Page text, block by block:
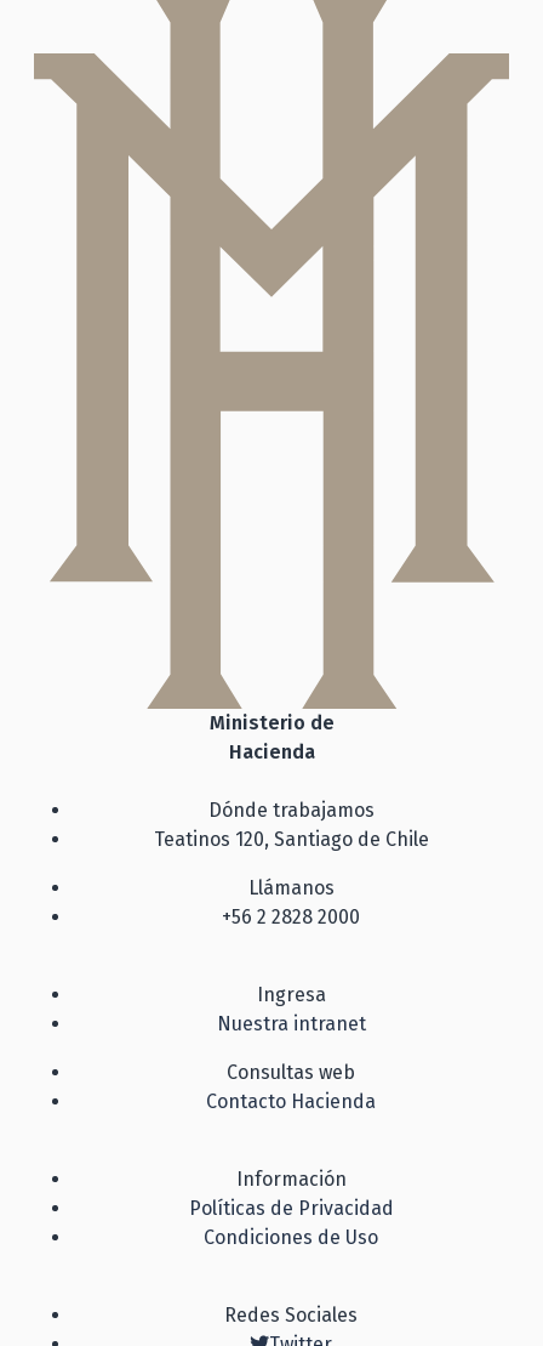
Ministerio de
Hacienda
Dónde trabajamos
Teatinos 120, Santiago de Chile
Llámanos
+56 2 2828 2000
Ingresa
Nuestra intranet
Consultas web
Contacto Hacienda
Información
Políticas de Privacidad
Condiciones de Uso
Redes Sociales